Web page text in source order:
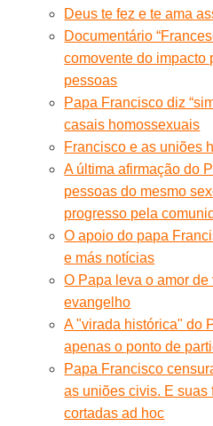
Deus te fez e te ama
Documentário
comovente do impacto
pessoas
Papa Francisco diz
casais homossexuais
Francisco e as uniões
A última afirmação do
pessoas do mesmo
progresso pela
O apoio do papa
e más notícias
O Papa leva o amor
evangelho
A "virada histórica" do
apenas o ponto de
Papa Francisco
as uniões civis. E
cortadas ad hoc